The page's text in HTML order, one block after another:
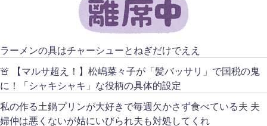
ラーメンの具はチャーシューとねぎだけでええ
🚨 【マルサ超え！】松嶋菜々子が「髪バッサリ」で国税の鬼
に！「シャキシャキ」な役柄の具体的設定
私の作る土鍋プリンが大好きで毎週欠かさず食べている夫 夫
婦仲は悪くないが姑にいびられ夫も対処してくれ